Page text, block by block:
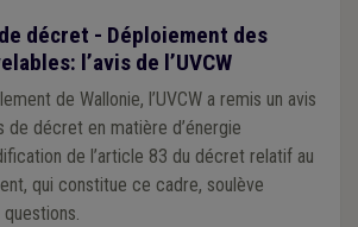
décret - Déploiement des
l’avis de l’UVCW
de Wallonie, l’UVCW a remis un avis
de décret en matière d’énergie
de l’article 83 du décret relatif au
qui constitue ce cadre, soulève